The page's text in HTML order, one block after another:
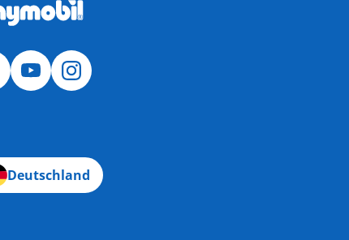
Deutschland